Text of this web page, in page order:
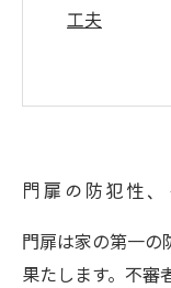
工夫
素材選びか
門扉の防犯
外構工事で
イン
門扉の防犯性
門扉は家の第一の
果たします。不審